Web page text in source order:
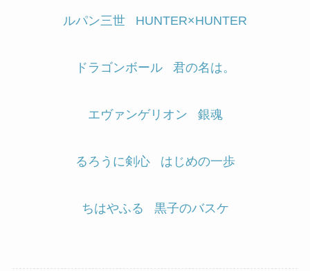
ルパン三世 HUNTER×HUNTER
ドラゴンボール 君の名は。
エヴァンゲリオン 銀魂
るろうに剣心 はじめの一歩
ちはやふる 黒子のバスケ